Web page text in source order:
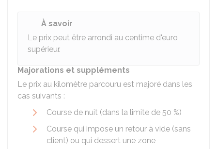
À savoir
Le prix peut être arrondi au centime d'euro
supérieur.
Majorations et suppléments
Le prix au kilomètre parcouru est majoré dans les
cas suivants :
Course de nuit (dans la limite de 50 %)
Course qui impose un retour à vide (sans
client) ou qui dessert une zone